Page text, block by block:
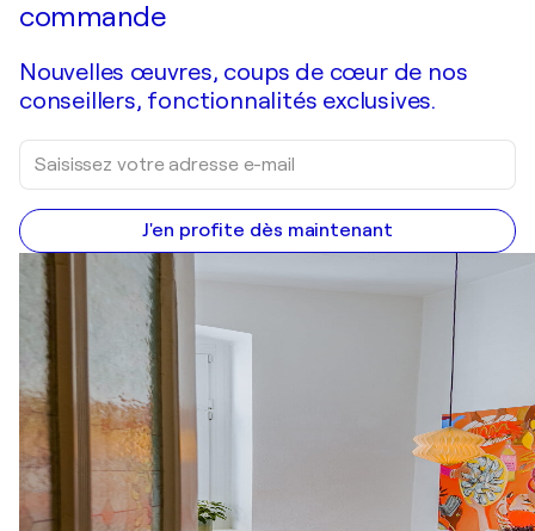
commande
Nouvelles œuvres, coups de cœur de nos
conseillers, fonctionnalités exclusives.
J'en profite dès maintenant